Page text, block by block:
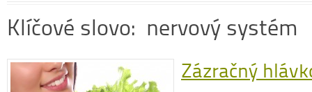
Klíčové slovo: nervový systém
Zázračný